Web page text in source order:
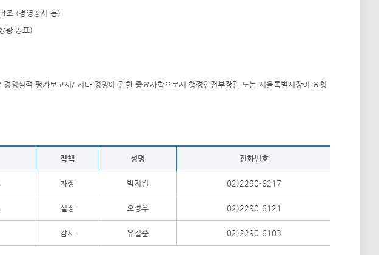
조 (경영공시 등)
황 공표)
영실적 평가보고서/ 기타 경영에 관한 중요사항으로서 행정안전부장관 또는 서울특별시장이 요청
직책 성명 전화번호
차장 박지원 02)2290-6217
실장 오정우 02)2290-6121
감사 유길준 02)2290-6103